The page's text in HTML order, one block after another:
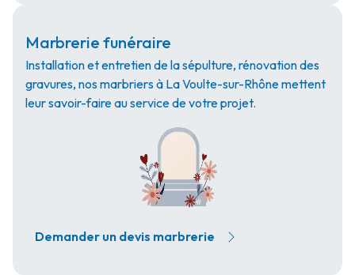
Marbrerie funéraire
Installation et entretien de la sépulture, rénovation des
gravures, nos marbriers à La Voulte-sur-Rhône mettent
leur savoir-faire au service de votre projet.
Demander un devis marbrerie